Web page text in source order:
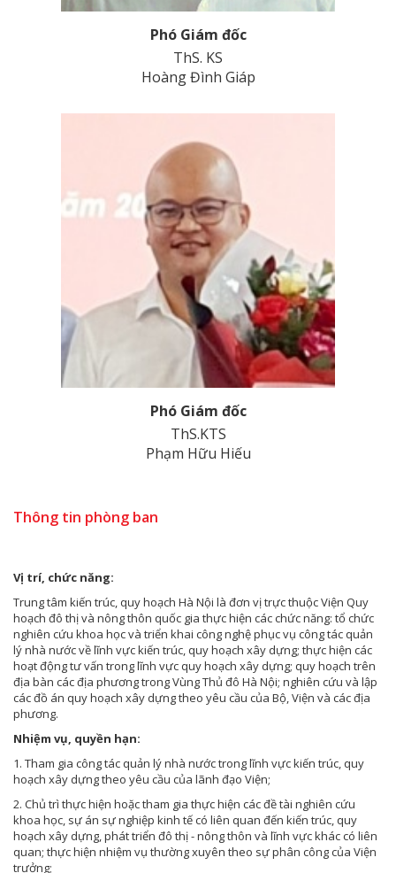
Phó Giám đốc
ThS. KS
Hoàng Đình Giáp
Phó Giám đốc
ThS.KTS
Phạm Hữu Hiếu
Thông tin phòng ban
Vị trí, chức năng:
Trung tâm kiến trúc, quy hoạch Hà Nội là đơn vị trực thuộc Viện Quy
hoạch đô thị và nông thôn quốc gia thực hiện các chức năng: tổ chức
nghiên cứu khoa học và triển khai công nghệ phục vụ công tác quản
lý nhà nước về lĩnh vực kiến trúc, quy hoạch xây dựng; thực hiện các
hoạt động tư vấn trong lĩnh vực quy hoạch xây dựng; quy hoạch trên
địa bàn các địa phương trong Vùng Thủ đô Hà Nội; nghiên cứu và lập
các đồ án quy hoạch xây dựng theo yêu cầu của Bộ, Viện và các địa
phương.
Nhiệm vụ, quyền hạn:
1. Tham gia công tác quản lý nhà nước trong lĩnh vực kiến trúc, quy
hoạch xây dựng theo yêu cầu của lãnh đạo Viện;
2. Chủ trì thực hiện hoặc tham gia thực hiện các đề tài nghiên cứu
khoa học, sự án sự nghiệp kinh tế có liên quan đến kiến trúc, quy
hoạch xây dựng, phát triển đô thị - nông thôn và lĩnh vực khác có liên
quan; thực hiện nhiệm vụ thường xuyên theo sự phân công của Viện
trưởng;